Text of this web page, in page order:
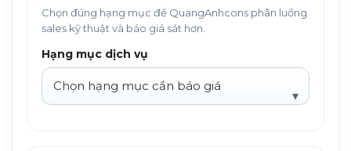
Chọn đúng hạng mục để QuangAnhcons phân luồng
sales kỹ thuật và báo giá sát hơn.
Hạng mục dịch vụ